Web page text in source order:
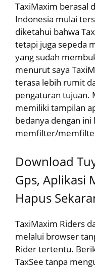
TaxiMaxim berasal
Indonesia mulai
diketahui bahwa
tetapi juga sepeda
yang sudah
menurut saya
terasa lebih rumit
pengaturan tujuan.
memiliki tampilan
bedanya dengan
memfilter/
Download
Gps, Aplikasi
Hapus
TaxiMaxim Riders
melalui browser
Rider tertentu.
TaxSee tanpa